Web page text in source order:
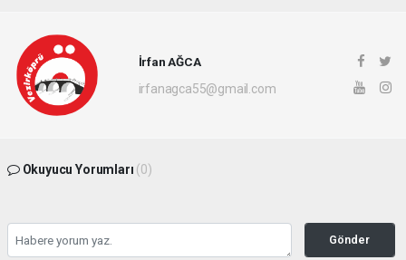
İrfan AĞCA
irfanagca55@gmail.com
Okuyucu Yorumları (0)
Gönder